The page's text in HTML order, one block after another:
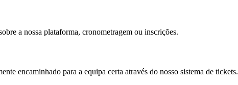
a nossa plataforma, cronometragem ou inscrições.
encaminhado para a equipa certa através do nosso sistema de tickets.